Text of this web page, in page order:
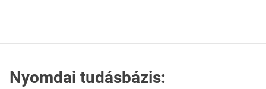
Nyomdai tudásbázis: